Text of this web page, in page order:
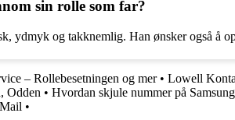
sin rolle som far?
ydmyk og takknemlig. Han ønsker også å
– Rollebesetningen og mer• Lowell
Odden • Hvordan skjule nummer på
•